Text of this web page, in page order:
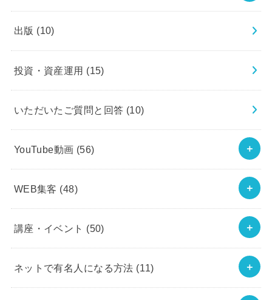
出版 (10)
投資・資産運用 (15)
いただいたご質問と回答 (10)
YouTube動画 (56)
WEB集客 (48)
講座・イベント (50)
ネットで有名人になる方法 (11)